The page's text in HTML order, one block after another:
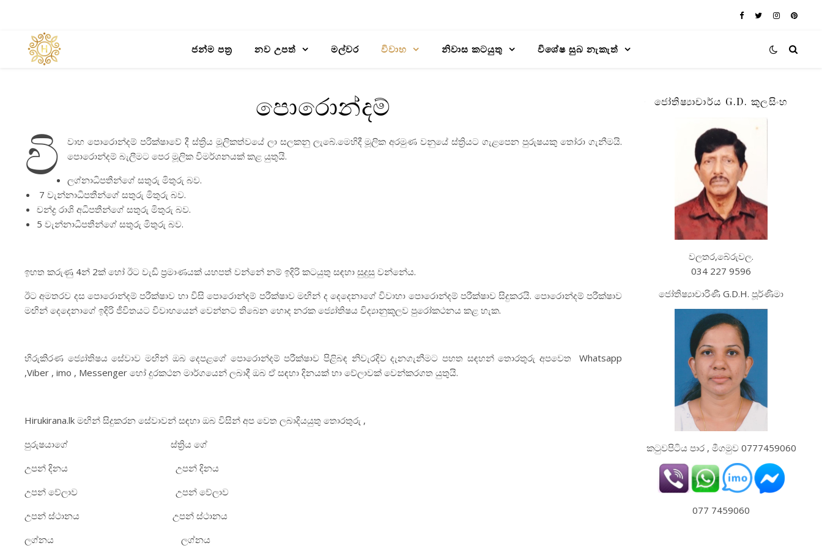
ජන්ම පත්‍ර නව උපත් මල්වර විවාහ නිවාස කටයුතු විශේෂ සුබ නැකැත්
පොරොන්දම්
වි
වාහ පොරොන්දම් පරික්ෂාවේ දී ස්ත්‍රිය මූලිකත්වයේ ලා සලකනු ලැබේ.මෙහිදී මූලික අරමුණ වනුයේ ස්ත්‍රියට ගැළපෙන පුරුෂයකු තෝරා ගැනීමයි.
පොරොන්දම් බැලීමට පෙර මූලික විමර්ශනයක් කළ යුතුයි.
ලග්නාධිපතීන්ගේ සතුරු මිතුරු බව.
7 වැන්නාධිපතීන්ගේ සතුරු මිතුරු බව.
චන්ද්‍ර රාශි අධිපතීන්ගේ සතුරු මිතුරු බව.
5 වැන්නාධිපතීන්ගේ සතුරු මිතුරු බව.
ඉහත කරුණු 4න් 2ක් හෝ ඊට වැඩි ප්‍රමාණයක් යහපත් වන්නේ නම් ඉදිරි කටයුතු සඳහා සුදුසු වන්නේය.
ඊට අමතරව දස පොරොන්දම් පරීක්ෂාව හා විසි පොරොන්දම් පරීක්ෂාව මඟින් ද දෙදෙනාගේ විවාහා පොරොන්දම් පරීක්ෂාව සිදුකරයි. පොරොන්දම් පරීක්ෂාව
මඟින් දෙදෙනාගේ ඉදිරි ජීවිතයට විවාහයෙන් වෙන්නට තිබෙන හොද නරක ජ්‍යෝතිෂය විද්‍යානුකූලව පුරෝකථනය කළ හැක.
හිරුකිරණ ජ්‍යෝතිෂය සේවාව මඟින් ඔබ දෙපළගේ පොරොන්දම් පරීක්ෂාව පිළිබඳ නිවැරදිව දැනගැනීමට පහත සඳහන් තොරතුරු අපවෙත Whatsapp
,Viber , imo , Messenger හෝ දුරකථන මාර්ගයෙන් ලබාදී ඔබ ඒ සඳහා දිනයක් හා වේලාවක් වෙන්කරගත යුතුයි.
Hirukirana.lk මඟින් සිදුකරන සේවාවන් සඳහා ඔබ විසින් අප වෙත ලබාදියයුතු තොරතුරු ,
පුරුෂයාගේ ස්ත්‍රිය ගේ
උපන් දිනය උපන් දිනය
උපන් වේලාව උපන් වේලාව
උපන් ස්ථානය උපන් ස්ථානය
ලග්නය ලග්නය
ජෝතිෂ්‍යාචාර්ය G.D. කුලසිංහ
වලතර,බේරුවල.
034 227 9596
ජෝතිෂ්‍යාචාරිණී G.D.H. පූර්ණිමා
කටුවපිටිය පාර , මීගමුව 0777459060
077 7459060